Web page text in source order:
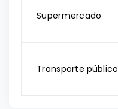
Supermercado
Transporte público